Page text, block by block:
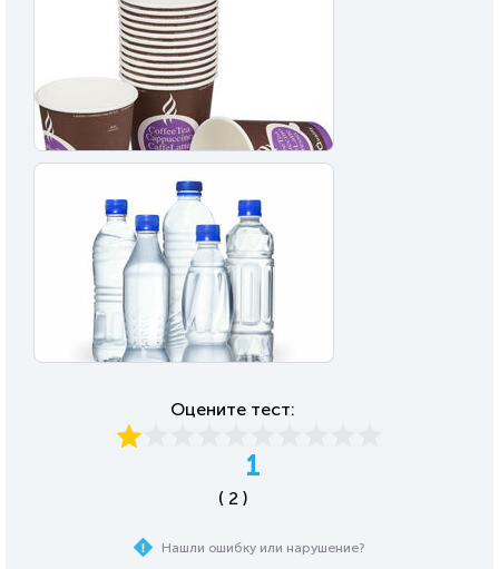
Оцените тест:
1
( 2 )
Нашли ошибку или нарушение?